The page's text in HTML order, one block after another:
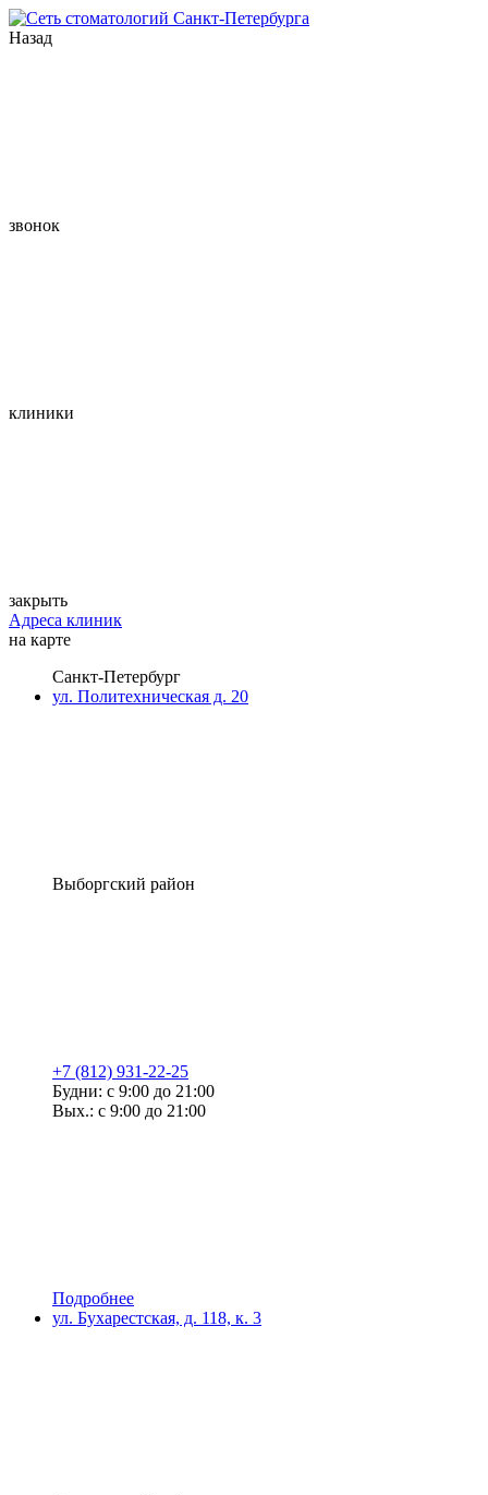
Назад
звонок
клиники
закрыть
Адреса клиник
на карте
Санкт-Петербург
ул. Политехническая д. 20
Выборгский район
+7 (812) 931-22-25
Будни: с 9:00 до 21:00
Вых.: с 9:00 до 21:00
Подробнее
ул. Бухарестская, д. 118, к. 3